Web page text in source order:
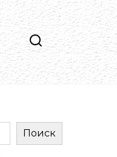
Поиск